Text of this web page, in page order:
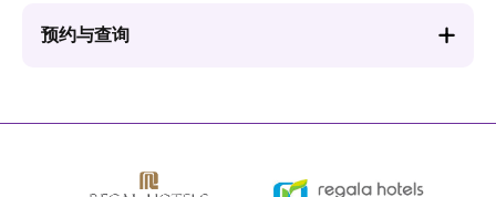
预约与查询